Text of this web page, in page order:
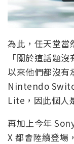
為此，任天堂當
「關於這話題
以來他們都沒有
Nintendo
Lite，因此個人
再加上今年
X 都會陸續登場